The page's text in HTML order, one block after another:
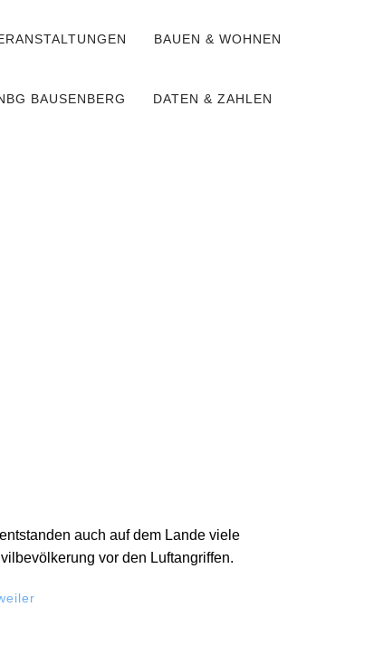
BAUEN & WOHNEN
BAUSENBERG DATEN & ZAHLEN
auch auf dem Lande viele
vor den Luftangriffen.